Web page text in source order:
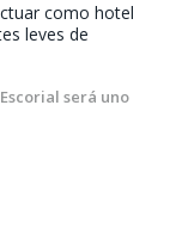
como hotel
leves de
será uno